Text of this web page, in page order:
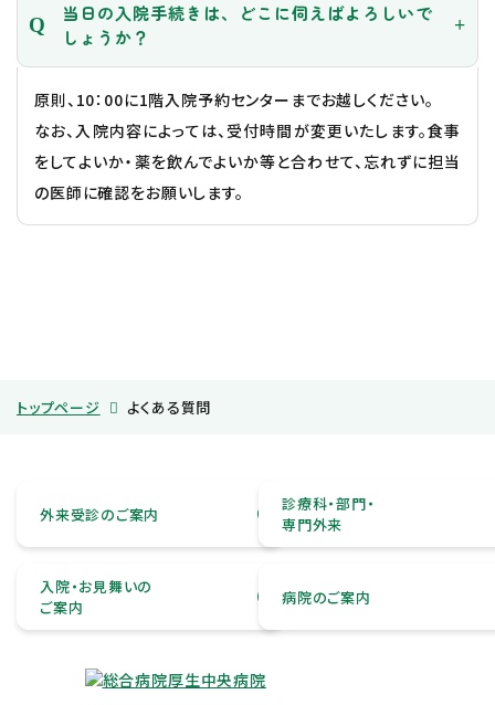
当日の入院手続きは、どこに伺えばよろしいで
しょうか？
原則、10：00に1階入院予約センターまでお越しください。
なお、入院内容によっては、受付時間が変更いたします。食事
をしてよいか・薬を飲んでよいか等と合わせて、忘れずに担当
の医師に確認をお願いします。
トップページ よくある質問
外来受診のご案内
診療科・部門・
専門外来
入院・お見舞いの
ご案内
病院のご案内